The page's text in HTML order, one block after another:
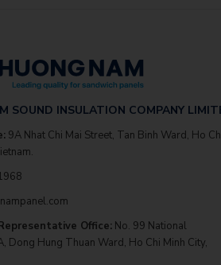
SOUND INSULATION COMPANY
9A Nhat Chi Mai Street, Tan Binh Ward, Ho
Office: No. 99 National
Dong Hung Thuan Ward, Ho Chi Minh City,